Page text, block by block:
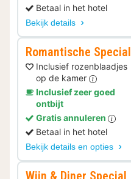
Betaal in het hotel
Bekijk details
Romantische Special
Inclusief rozenblaadjes
op de kamer
Inclusief zeer goed
ontbijt
Gratis annuleren
Betaal in het hotel
Bekijk details en opties
Wijn & Diner Special